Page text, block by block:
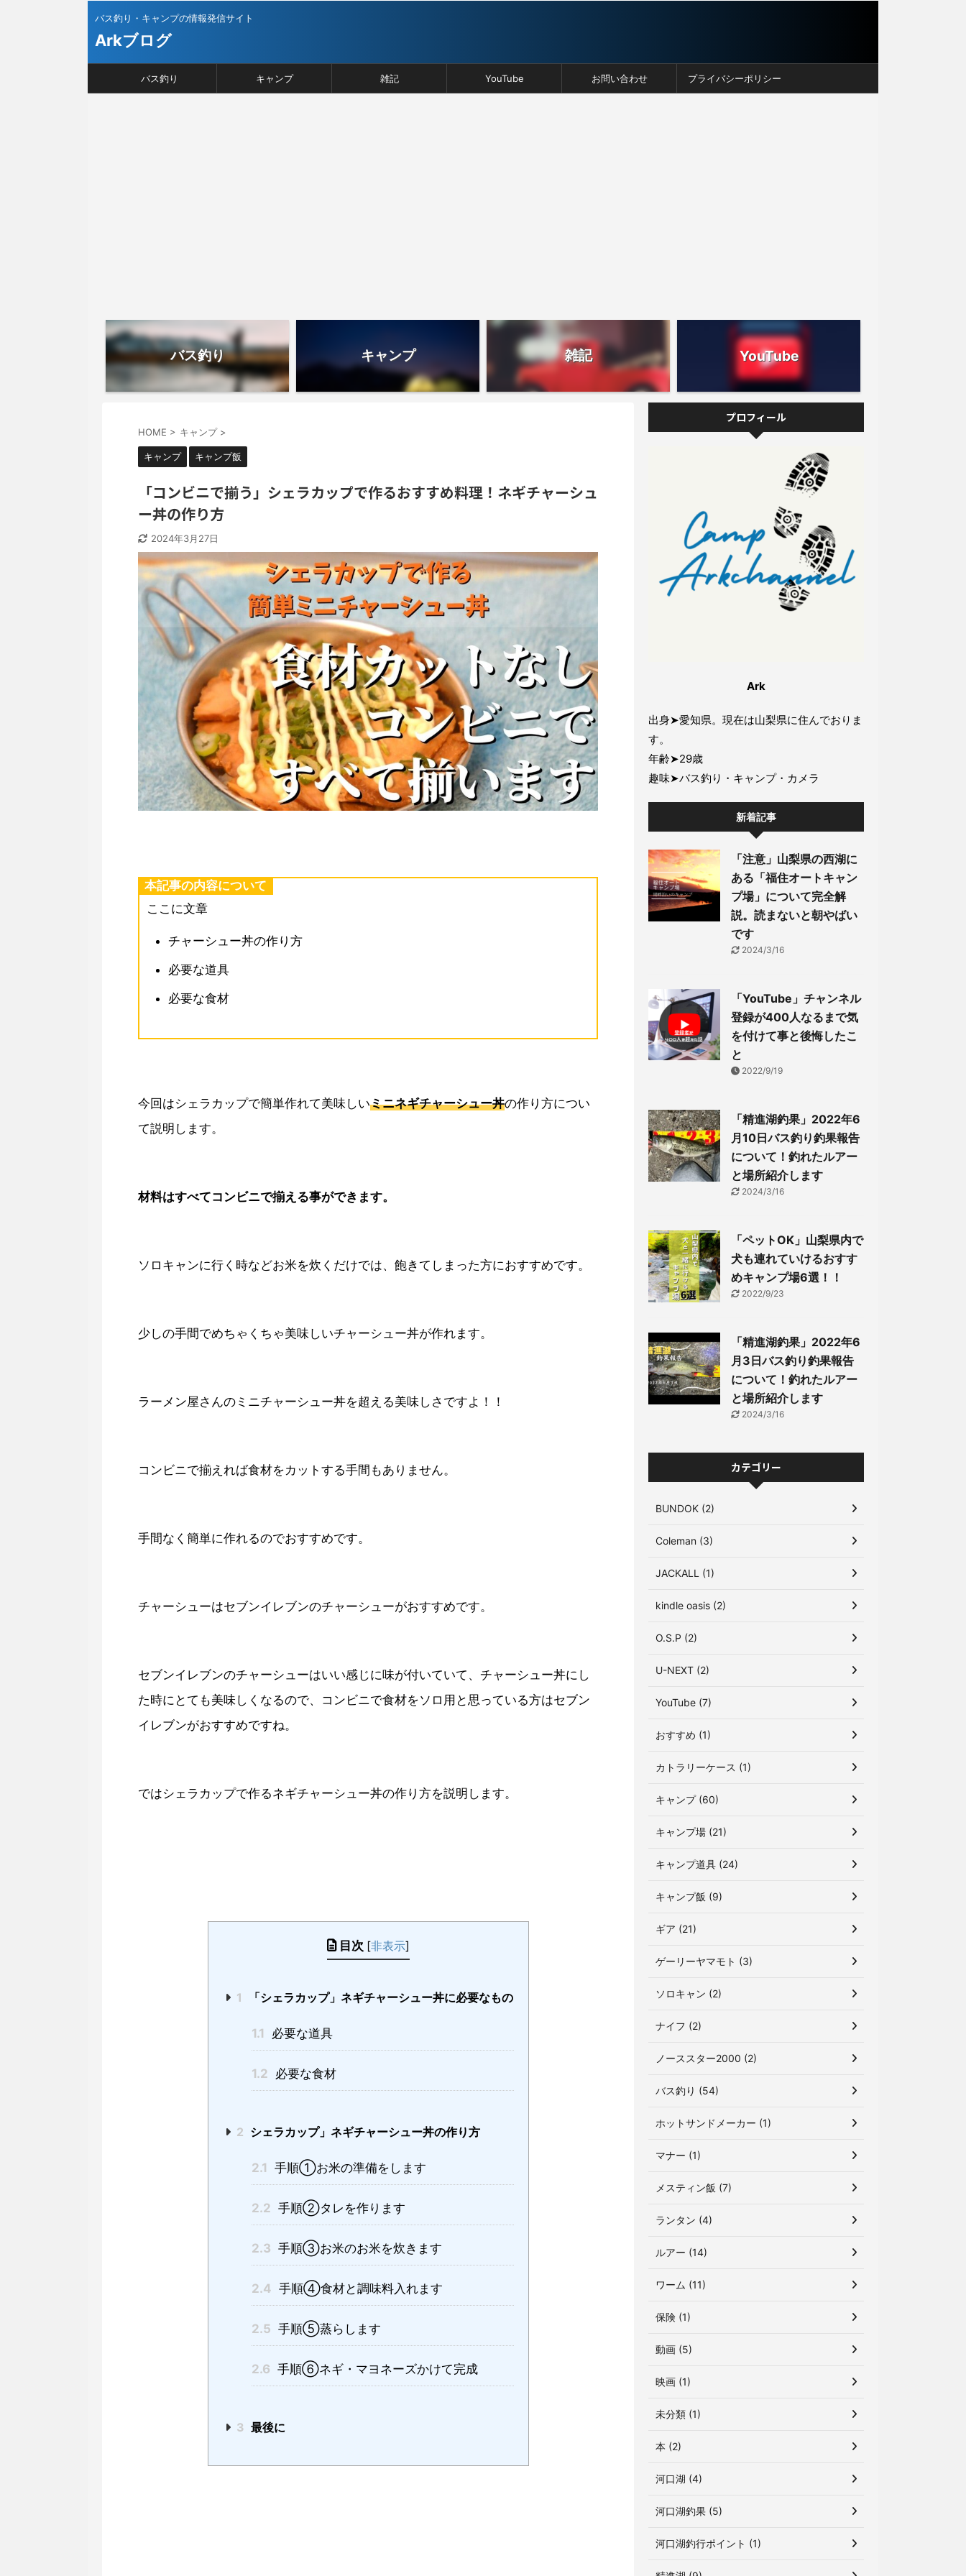
バス釣り・キャンプの情報発信サイト
Arkブログ
バス釣り キャンプ 雑記 YouTube お問い合わせ プライバシーポリシー
バス釣り キャンプ 雑記 YouTube
HOME > キャンプ >
キャンプ キャンプ飯
「コンビニで揃う」シェラカップで作るおすすめ料理！ネギチャーシュ
ー丼の作り方
2024年3月27日
本記事の内容について
ここに文章
チャーシュー丼の作り方
必要な道具
必要な食材
今回はシェラカップで簡単作れて美味しいミニネギチャーシュー丼の作り方につい
て説明します。
材料はすべてコンビニで揃える事ができます。
ソロキャンに行く時などお米を炊くだけでは、飽きてしまった方におすすめです。
少しの手間でめちゃくちゃ美味しいチャーシュー丼が作れます。
ラーメン屋さんのミニチャーシュー丼を超える美味しさですよ！！
コンビニで揃えれば食材をカットする手間もありません。
手間なく簡単に作れるのでおすすめです。
チャーシューはセブンイレブンのチャーシューがおすすめです。
セブンイレブンのチャーシューはいい感じに味が付いていて、チャーシュー丼にし
た時にとても美味しくなるので、コンビニで食材をソロ用と思っている方はセブン
イレブンがおすすめですね。
ではシェラカップで作るネギチャーシュー丼の作り方を説明します。
目次 [非表示]
1 「シェラカップ」ネギチャーシュー丼に必要なもの
1.1 必要な道具
1.2 必要な食材
2 シェラカップ」ネギチャーシュー丼の作り方
2.1 手順①お米の準備をします
2.2 手順②タレを作ります
2.3 手順③お米のお米を炊きます
2.4 手順④食材と調味料入れます
2.5 手順⑤蒸らします
2.6 手順⑥ネギ・マヨネーズかけて完成
3 最後に
プロフィール
Ark
出身➤愛知県。現在は山梨県に住んでおりま
す。
年齢➤29歳
趣味➤バス釣り・キャンプ・カメラ
新着記事
「注意」山梨県の西湖に
ある「福住オートキャン
プ場」について完全解
説。読まないと朝やばい
です
2024/3/16
「YouTube」チャンネル
登録が400人なるまで気
を付けて事と後悔したこ
と
2022/9/19
「精進湖釣果」2022年6
月10日バス釣り釣果報告
について！釣れたルアー
と場所紹介します
2024/3/16
「ペットOK」山梨県内で
犬も連れていけるおすす
めキャンプ場6選！！
2022/9/23
「精進湖釣果」2022年6
月3日バス釣り釣果報告
について！釣れたルアー
と場所紹介します
2024/3/16
カテゴリー
BUNDOK (2)
Coleman (3)
JACKALL (1)
kindle oasis (2)
O.S.P (2)
U-NEXT (2)
YouTube (7)
おすすめ (1)
カトラリーケース (1)
キャンプ (60)
キャンプ場 (21)
キャンプ道具 (24)
キャンプ飯 (9)
ギア (21)
ゲーリーヤマモト (3)
ソロキャン (2)
ナイフ (2)
ノーススター2000 (2)
バス釣り (54)
ホットサンドメーカー (1)
マナー (1)
メスティン飯 (7)
ランタン (4)
ルアー (14)
ワーム (11)
保険 (1)
動画 (5)
映画 (1)
未分類 (1)
本 (2)
河口湖 (4)
河口湖釣果 (5)
河口湖釣行ポイント (1)